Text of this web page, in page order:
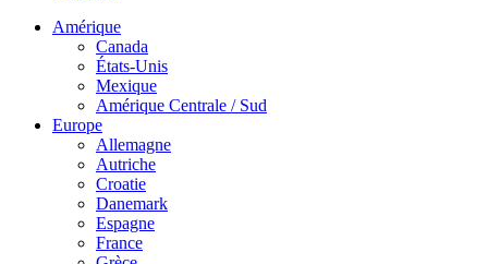
Amérique
Canada
États-Unis
Mexique
Amérique Centrale / Sud
Europe
Allemagne
Autriche
Croatie
Danemark
Espagne
France